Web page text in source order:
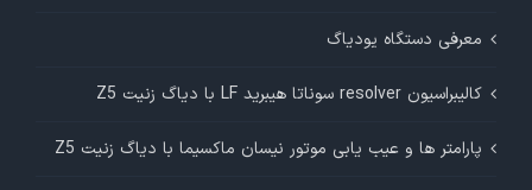
معرفی دستگاه یودیاگ
کالیبراسیون resolver سوناتا هیبرید LF با دیاگ زنیت Z5
پارامتر ها و عیب یابی موتور نیسان ماکسیما با دیاگ زنیت Z5